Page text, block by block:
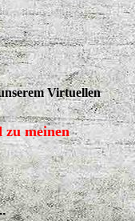
Virtuellen
zu meinen